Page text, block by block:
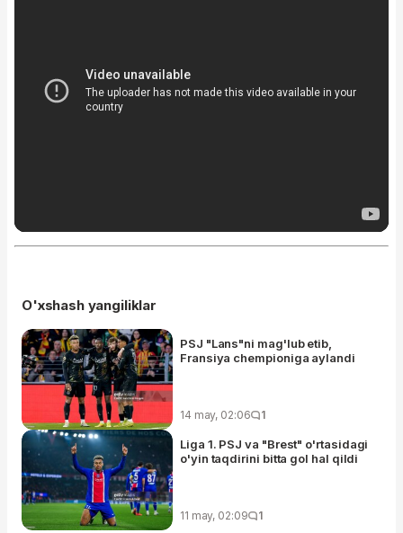
O'xshash yangiliklar
PSJ "Lans"ni mag'lub etib,
Fransiya chempioniga aylandi
14 may, 02:06 1
Liga 1. PSJ va "Brest" o'rtasidagi
o'yin taqdirini bitta gol hal qildi
11 may, 02:09 1